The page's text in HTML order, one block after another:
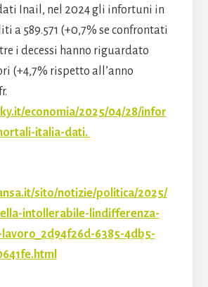
Inail, nel 2024 gli infortuni in
a 589.571 (+0,7% se confrontati
i decessi hanno riguardato
(+4,7% rispetto all’anno
economia/2025/04/28/infor
italia-dati.
sito/notizie/politica/2025/
intollerabile-lindifferenza-
6385-4db5-